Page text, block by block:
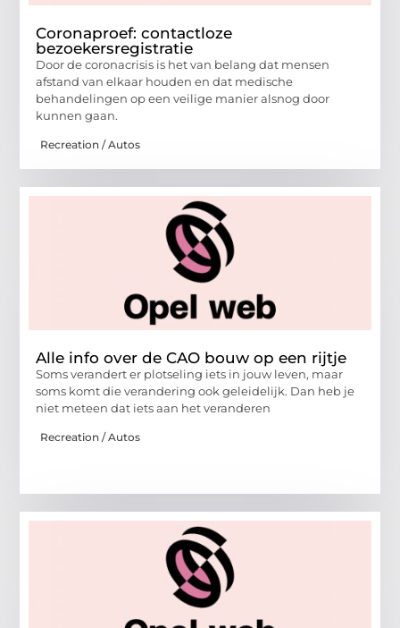
Coronaproef: contactloze
bezoekersregistratie
Door de coronacrisis is het van belang dat mensen
afstand van elkaar houden en dat medische
behandelingen op een veilige manier alsnog door
kunnen gaan.
Recreation / Autos
Alle info over de CAO bouw op een rijtje
Soms verandert er plotseling iets in jouw leven, maar
soms komt die verandering ook geleidelijk. Dan heb je
niet meteen dat iets aan het veranderen
Recreation / Autos